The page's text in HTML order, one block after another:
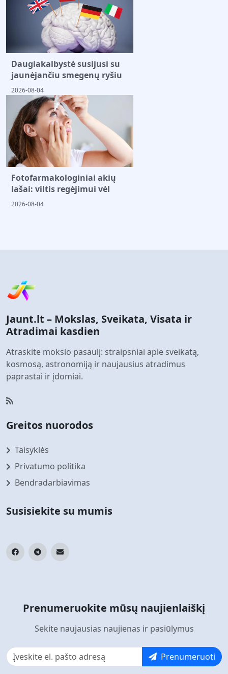
Daugiakalbystė susijusi su
jaunėjančiu smegenų ryšiu
2026-08-04
Fotofarmakologiniai akių
lašai: viltis regėjimui vėl
2026-08-04
Jaunt.lt – Mokslas, Sveikata, Visata ir
Atradimai kasdien
Atraskite mokslo pasaulį: straipsniai apie sveikatą,
kosmosą, astronomiją ir naujausius atradimus
paprastai ir įdomiai.
Greitos nuorodos
Taisyklės
Privatumo politika
Bendradarbiavimas
Susisiekite su mumis
Prenumeruokite mūsų naujienlaiškį
Sekite naujausias naujienas ir pasiūlymus
Prenumeruoti